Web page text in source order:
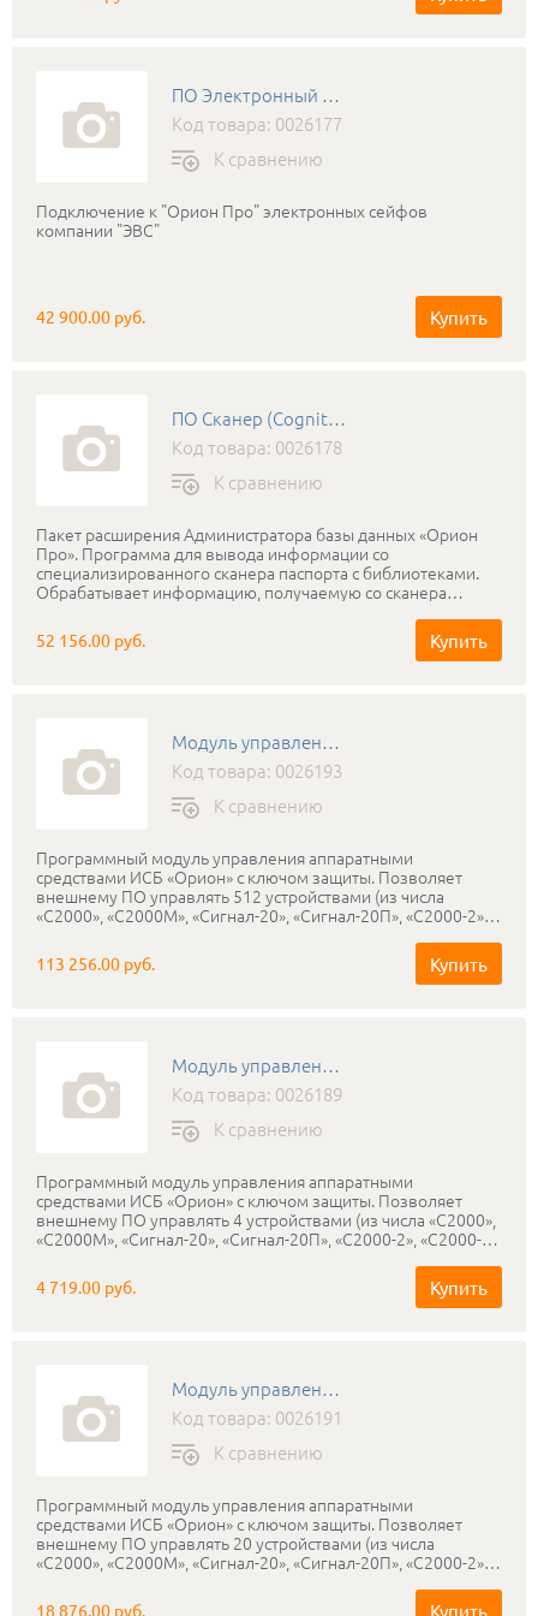
ПО Электронный сейф (Драйвер СК-24)
Код товара: 0026177
К сравнению
Подключение к "Орион Про" электронных сейфов
компании "ЭВС"
42 900.00 руб. Купить
ПО Сканер (Cognitive Passport API)
Код товара: 0026178
К сравнению
Пакет расширения Администратора базы данных «Орион
Про». Программа для вывода информации со
специализированного сканера паспорта с библиотеками.
Обрабатывает информацию, получаемую со сканера
Поставляется в отдельном дистрибутиве с ключом защиты
52 156.00 руб. Купить
Модуль управления ИСО Орион исп.512
Код товара: 0026193
К сравнению
Программный модуль управления аппаратными
средствами ИСБ «Орион» с ключом защиты. Позволяет
внешнему ПО управлять 512 устройствами (из числа
«С2000», «С2000М», «Сигнал-20», «Сигнал-20П», «С2000-2»,
КС», «С2000-БИ», «С2000-ИТ», «С2000-АСПТ», «С2000-КПБ»).
Функции: охранная, пожарная сигнализация, контроль
доступа, управление пожарной автоматикой (поставляется
113 256.00 руб. Купить
Модуль управления ИСО Орион исп.4
Код товара: 0026189
К сравнению
Программный модуль управления аппаратными
средствами ИСБ «Орион» с ключом защиты. Позволяет
внешнему ПО управлять 4 устройствами (из числа «С2000»,
«С2000М», «Сигнал-20», «Сигнал-20П», «С2000-2», «С2000-4»,
БИ», «С2000-ИТ», «С2000-АСПТ», «С2000-КПБ»). Функции:
охранная, пожарная сигнализация, контроль доступа,
управление пожарной автоматикой (поставляется с ключом
4 719.00 руб. Купить
Модуль управления ИСО Орион исп.20
Код товара: 0026191
К сравнению
Программный модуль управления аппаратными
средствами ИСБ «Орион» с ключом защиты. Позволяет
внешнему ПО управлять 20 устройствами (из числа
«С2000», «С2000М», «Сигнал-20», «Сигнал-20П», «С2000-2»,
КС», «С2000-БИ», «С2000-ИТ», «С2000-АСПТ», «С2000-КПБ»).
18 876.00 руб. Купить